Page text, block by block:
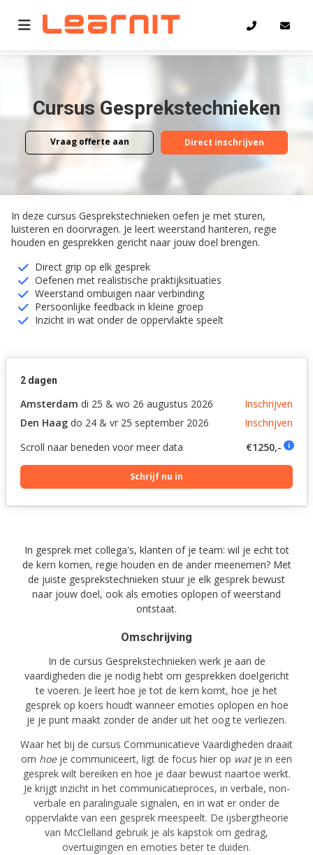
Home Gesprekstechnieken
Cursus Gesprekstechnieken
Vraag offerte aan Direct inschrijven
Vraag offerte aan Direct inschrijven
In deze cursus Gesprekstechnieken oefen je met sturen,
luisteren en doorvragen. Je leert weerstand hanteren, regie
houden en gesprekken gericht naar jouw doel brengen.
Direct grip op elk gesprek
Oefenen met realistische praktijksituaties
Weerstand ombuigen naar verbinding
Persoonlijke feedback in kleine groep
Inzicht in wat onder de oppervlakte speelt
2 dagen
Amsterdam di 25 & wo 26 augustus 2026
Inschrijven
Den Haag do 24 & vr 25 september 2026
Inschrijven
Scroll naar beneden voor meer data
€1250,- i
Schrijf nu in
In gesprek met collega's, klanten of je team: wil je echt tot
de kern komen, regie houden en de ander meenemen? Met
de juiste gesprekstechnieken stuur je elk gesprek bewust
naar jouw doel, ook als emoties oplopen of weerstand
ontstaat.
Omschrijving
In de cursus Gesprekstechnieken werk je aan de
vaardigheden die je nodig hebt om gesprekken doelgericht
te voeren. Je leert hoe je tot de kern komt, hoe je het
gesprek op koers houdt wanneer emoties oplopen en hoe
je je punt maakt zonder de ander uit het oog te verliezen.
Waar het bij de cursus Communicatieve Vaardigheden draait
om hoeje communiceert, ligt de focus hier op watje in een
gesprek wilt bereiken en hoe je daar bewust naartoe werkt.
Je krijgt inzicht in het communicatieproces, in verbale, non-
verbale en paralinguale signalen, en in wat er onder de
oppervlakte van een gesprek meespeelt. De ijsbergtheorie
van McClelland gebruik je als kapstok om gedrag,
overtuigingen en emoties beter te duiden.